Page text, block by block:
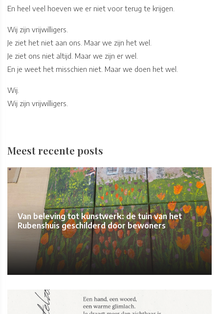
En heel veel hoeven we er niet voor terug te krijgen.
Wij zijn vrijwilligers.
Je ziet het niet aan ons. Maar we zijn het wel.
Je ziet ons niet altijd. Maar we zijn er wel.
En je weet het misschien niet. Maar we doen het wel.
Wij.
Wij zijn vrijwilligers.
Meest recente posts
Van beleving tot kunstwerk: de tuin van het
Rubenshuis geschilderd door bewoners